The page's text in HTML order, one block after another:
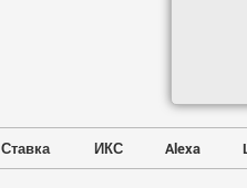
Ставка ИКС Alexa